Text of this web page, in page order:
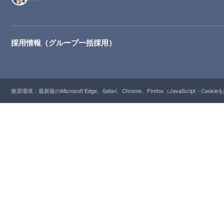
採用情報（グループ一括採用）
推奨環境：最新版のMicrosoft Edge、Safari、Chrome、Firefox（JavaScript・Cookie